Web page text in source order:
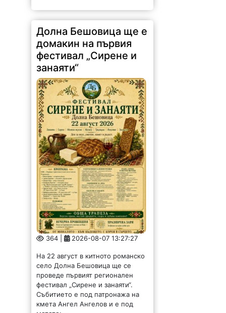
Долна Бешовица ще е
домакин на първия
фестивал „Сирене и
занаяти“
364 | 2026-08-07 13:27:27
село Долна Бешовица ще се
проведе първият регионален
фестивал „Сирене и занаяти“.
Събитието е под патронажа на
кмета Ангел Ангелов и е под
мотото:...